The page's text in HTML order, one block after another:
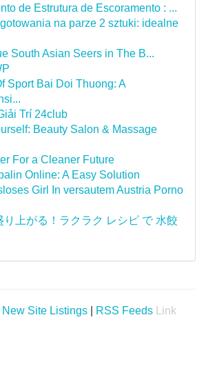
de Estrutura de Escoramento : ...
na parze 2 sztuki: idealne
South Asian Seers in The B...
Sport Bai Doi Thuong: A
Trí 24club
Beauty Salon & Massage
For a Cleaner Future
Online: A Easy Solution
Girl In versautem Austria Porno
り上がる！ラクラク レシピ で 水餃
New Site Listings RSS Feeds
Link